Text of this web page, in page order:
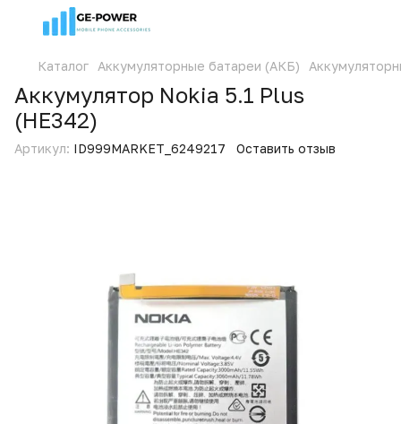
Каталог Аккумуляторные батареи (АКБ)
Аккумулятор Nokia 5.1 Plus
(HE342)
Артикул: ID999MARKET_6249217 Оставить отзыв